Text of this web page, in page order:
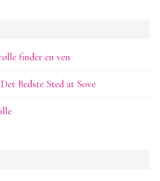
finder en ven
Bedste Sted at Sove